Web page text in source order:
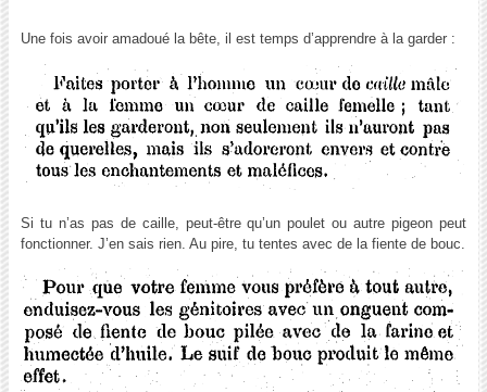
Une fois avoir amadoué la bête, il est temps d’apprendre à la garder :
Si tu n’as pas de caille, peut-être qu’un poulet ou autre pigeon peut
fonctionner. J’en sais rien. Au pire, tu tentes avec de la fiente de bouc.